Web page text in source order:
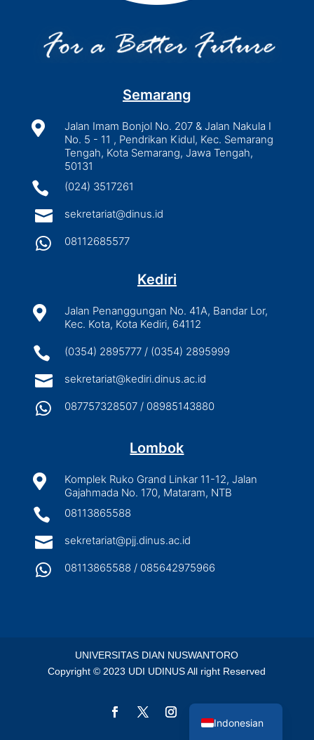
Semarang

Jalan Imam Bonjol No. 207 & Jalan Nakula I
No. 5 - 11 , Pendrikan Kidul, Kec. Semarang
Tengah, Kota Semarang, Jawa Tengah,
50131
 (024) 3517261
 sekretariat@dinus.id
 08112685577
Kediri

Jalan Penanggungan No. 41A, Bandar Lor,
Kec. Kota, Kota Kediri, 64112
 (0354) 2895777 / (0354) 2895999
 sekretariat@kediri.dinus.ac.id
 087757328507 / 08985143880
Lombok

Komplek Ruko Grand Linkar 11-12, Jalan
Gajahmada No. 170, Mataram, NTB
 08113865588
 sekretariat@pjj.dinus.ac.id
 08113865588 / 085642975966
UNIVERSITAS DIAN NUSWANTORO
Copyright © 2023 UDI UDINUS All right Reserved
Indonesian